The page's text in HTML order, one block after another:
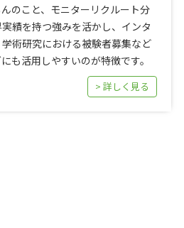
のこと、モニターリクルート分
績を持つ強みを活かし、インタ
術研究における被験者募集など
も活用しやすいのが特徴です。
> 詳しく見る